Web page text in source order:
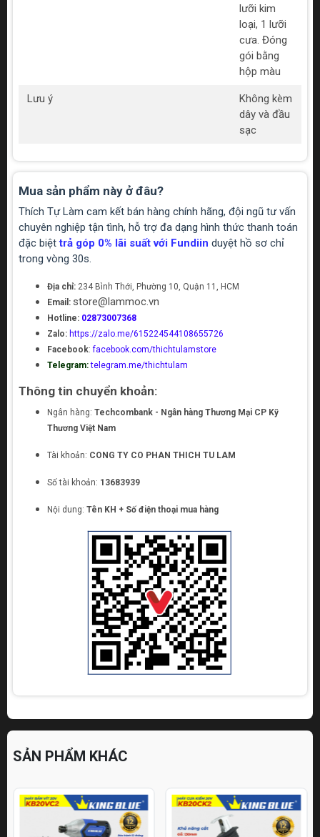
lưỡi kim
loại, 1 lưỡi
cưa. Đóng
gói bằng
hộp màu
Lưu ý
Không kèm
dây và đầu
sạc
Mua sản phẩm này ở đâu?
Thích Tự Làm cam kết bán hàng chính hãng, đội ngũ tư vấn
chuyên nghiệp tận tình, hỗ trợ đa dạng hình thức thanh toán
đặc biệttrả góp 0% lãi suất với Fundiin duyệt hồ sơ chỉ
trong vòng 30s.
Địa chỉ: 234 Bình Thới, Phường 10, Quận 11, HCM
Email: store@lammoc.vn
Hotline: 02873007368
Zalo: https://zalo.me/615224544108655726
Facebook:facebook.com/thichtulamstore
Telegram: telegram.me/thichtulam
Thông tin chuyển khoản:
Ngân hàng: Techcombank - Ngân hàng Thương Mại CP Kỹ
Thương Việt Nam
Tài khoản: CONG TY CO PHAN THICH TU LAM
Số tài khoản: 13683939
Nội dung: Tên KH + Số điện thoại mua hàng
SẢN PHẨM KHÁC